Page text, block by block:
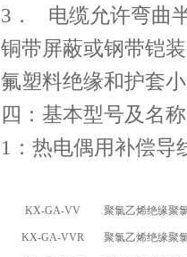
3． 电缆允许弯曲
铜带屏蔽或钢带铠
氟塑料绝缘和护套
四：基本型号及名称
1：热电偶用补偿导
KX-GA-VV 聚氯乙烯绝缘聚
KX-GA-VVR 聚氯乙烯绝缘聚